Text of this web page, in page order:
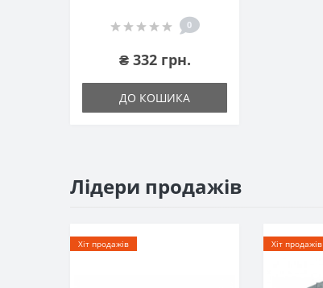
0
₴ 332 грн.
ДО КОШИКА
Лідери продажів
Хіт продажів Хіт продажів